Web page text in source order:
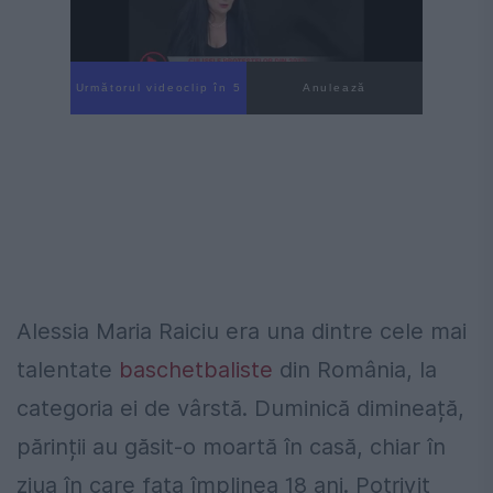
Următorul videoclip în 4 Anulează
Alessia Maria Raiciu era una dintre cele mai
talentate baschetbaliste din România, la
categoria ei de vârstă. Duminică dimineață,
părinții au găsit-o moartă în casă, chiar în
ziua în care fata împlinea 18 ani. Potrivit